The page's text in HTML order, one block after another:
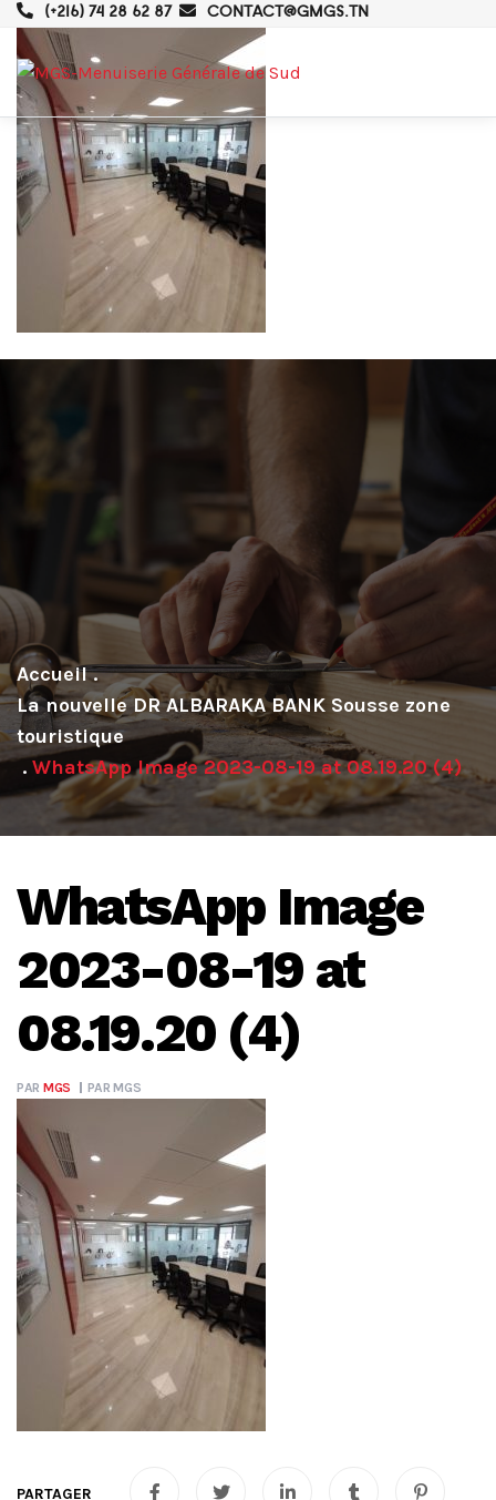
(+216) 74 28 62 87 CONTACT@GMGS.TN
.
La nouvelle DR ALBARAKA BANK Sousse zone
touristique
. WhatsApp Image 2023-08-19 at 08.19.20 (4)
WhatsApp Image
2023-08-19 at
08.19.20 (4)
PAR MGS PARMGS